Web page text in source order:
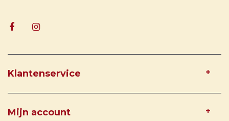
Klantenservice
Mijn account